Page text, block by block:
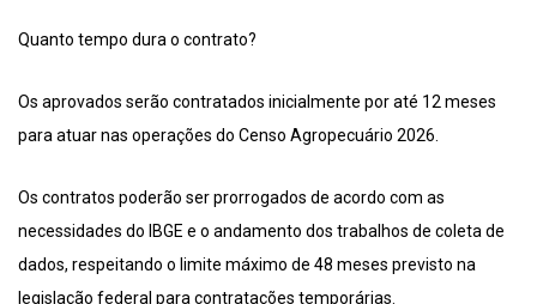
Quanto tempo dura o contrato?
Os aprovados serão contratados inicialmente por até 12 meses
para atuar nas operações do Censo Agropecuário 2026.
Os contratos poderão ser prorrogados de acordo com as
necessidades do IBGE e o andamento dos trabalhos de coleta de
dados, respeitando o limite máximo de 48 meses previsto na
legislação federal para contratações temporárias.